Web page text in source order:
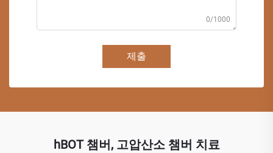
0/1000
제출
hBOT 챔버, 고압산소 챔버 치료